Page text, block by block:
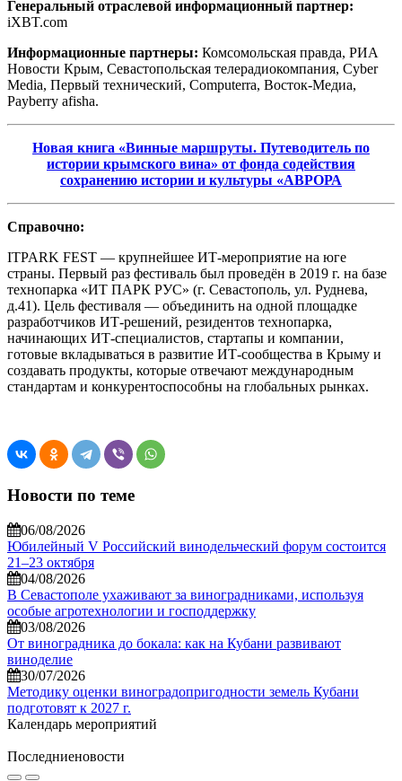
Генеральный отраслевой информационный партнер:
iXBT.com
Информационные партнеры: Комсомольская правда, РИА
Новости Крым, Севастопольская телерадиокомпания, Cyber
Media, Первый технический, Computerra, Восток-Медиа,
Payberry afisha.
Новая книга «Винные маршруты. Путеводитель по
истории крымского вина» от фонда содействия
сохранению истории и культуры «АВРОРА
Справочно:
ITPARK FEST — крупнейшее ИТ-мероприятие на юге
страны. Первый раз фестиваль был проведён в 2019 г. на базе
технопарка «ИТ ПАРК РУС» (г. Севастополь, ул. Руднева,
д.41). Цель фестиваля — объединить на одной площадке
разработчиков ИТ-решений, резидентов технопарка,
начинающих ИТ‑специалистов, стартапы и компании,
готовые вкладываться в развитие ИТ‑сообщества в Крыму и
создавать продукты, которые отвечают международным
стандартам и конкурентоспособны на глобальных рынках.
Новости по теме
06/08/2026
Юбилейный V Российский винодельческий форум состоится
21–23 октября
04/08/2026
В Севастополе ухаживают за виноградниками, используя
особые агротехнологии и господдержку
03/08/2026
От виноградника до бокала: как на Кубани развивают
виноделие
30/07/2026
Методику оценки виноградопригодности земель Кубани
подготовят к 2027 г.
Календарь мероприятий
Последниеновости